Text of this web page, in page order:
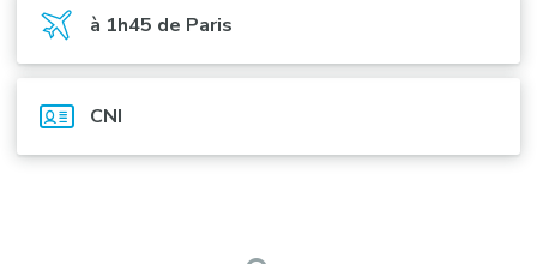
à 1h45 de Paris
CNI